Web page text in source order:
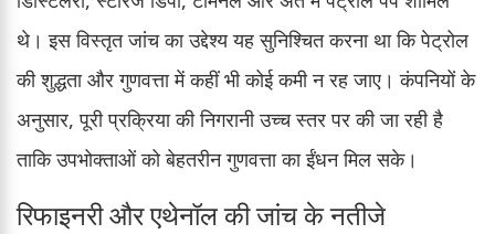
थे। इस विस्तृत जांच का उद्देश्य यह सुनिश्चित करना था कि पेट्रोल
की शुद्धता और गुणवत्ता में कहीं भी कोई कमी न रह जाए। कंपनियों के
अनुसार, पूरी प्रक्रिया की निगरानी उच्च स्तर पर की जा रही है
ताकि उपभोक्ताओं को बेहतरीन गुणवत्ता का ईंधन मिल सके।
रिफाइनरी और एथेनॉल की जांच के नतीजे